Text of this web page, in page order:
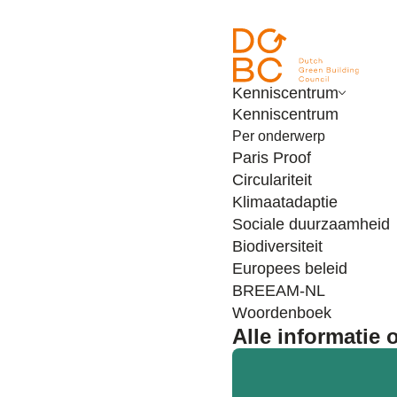
Kenniscentrum
Kenniscentrum
Per onderwerp
Paris Proof
Circulariteit
Klimaatadaptie
Sociale duurzaamheid
Biodiversiteit
Europees beleid
BREEAM-NL
Woordenboek
Alle informatie